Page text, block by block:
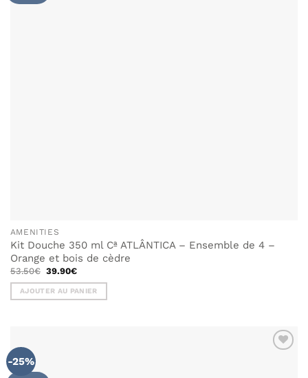
AMENITIES
Kit Douche 350 ml Cª ATLÂNTICA – Ensemble de 4 –
Orange et bois de cèdre
53.50€ Le
initial
était :
53.50€.
39.90€Le
actuel
est :
39.90€.
AJOUTER AU PANIER
-25%